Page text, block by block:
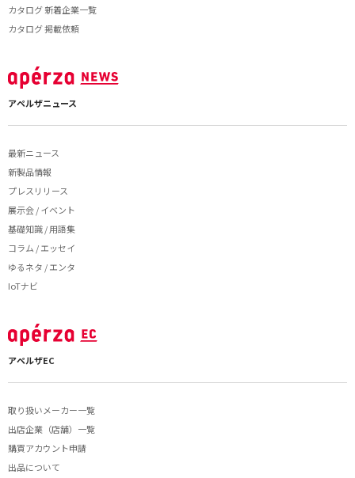
カタログ 新着企業一覧
カタログ 掲載依頼
アペルザニュース
最新ニュース
新製品情報
プレスリリース
展示会 / イベント
基礎知識 / 用語集
コラム / エッセイ
ゆるネタ / エンタ
IoTナビ
アペルザEC
取り扱いメーカー一覧
出店企業（店舗）一覧
購買アカウント申請
出品について